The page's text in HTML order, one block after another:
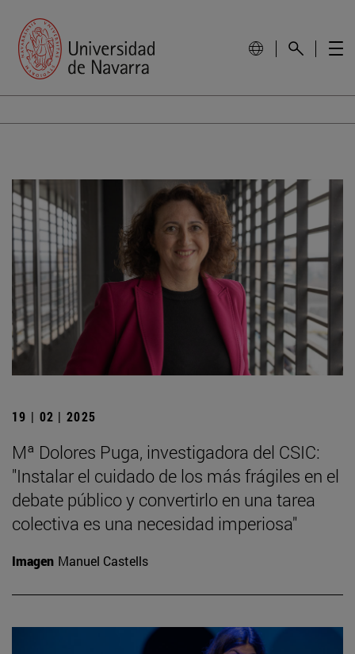
19 | 02 | 2025
Mª Dolores Puga, investigadora del CSIC:
"Instalar el cuidado de los más frágiles en el
debate público y convertirlo en una tarea
colectiva es una necesidad imperiosa"
Imagen Manuel Castells